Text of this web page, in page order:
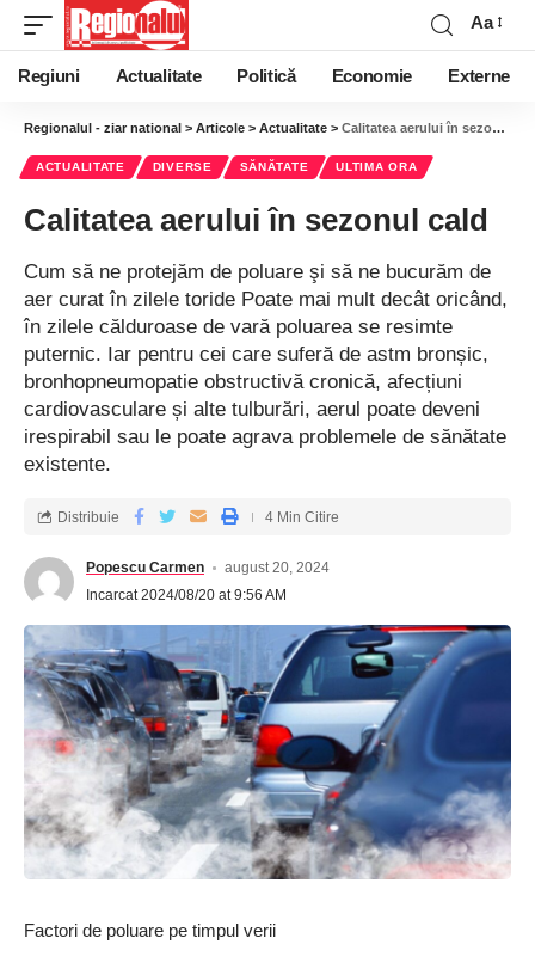
Aa
Regiuni Actualitate Politică Economie Externe
Regionalul - ziar national > Articole > Actualitate > Calitatea aerului în sezonul cald
ACTUALITATE DIVERSE SĂNĂTATE ULTIMA ORA
Calitatea aerului în sezonul cald
Cum să ne protejăm de poluare şi să ne bucurăm de
aer curat în zilele toride Poate mai mult decât oricând,
în zilele călduroase de vară poluarea se resimte
puternic. Iar pentru cei care suferă de astm bronșic,
bronhopneumopatie obstructivă cronică, afecțiuni
cardiovasculare și alte tulburări, aerul poate deveni
irespirabil sau le poate agrava problemele de sănătate
existente.
Popescu Carmen
august 20, 2024
Incarcat 2024/08/20 at 9:56 AM
Distribuie 4 Min Citire
Factori de poluare pe timpul verii